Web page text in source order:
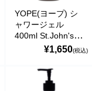
YOPE(ヨープ) シ
ャワージェル
400ml St.John's
wort(セントジョー
成分93％
¥1,650(税込)